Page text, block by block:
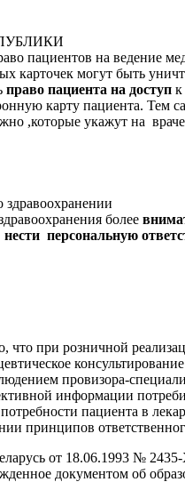
на ведение
карточек могут быть
право пациента на доступ к
карту пациента.
,которые укажут на
более
нести персональную
что при розничной
провизора-
информации
пациента в
принципов
от 18.06.1993 №
документом об